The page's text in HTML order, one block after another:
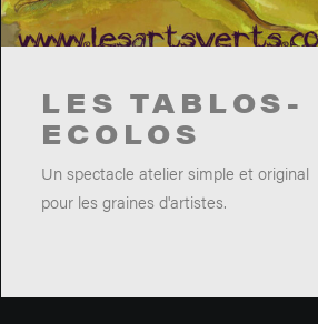
LES TABLOS-
ECOLOS
Un spectacle atelier simple et original
pour les graines d'artistes.